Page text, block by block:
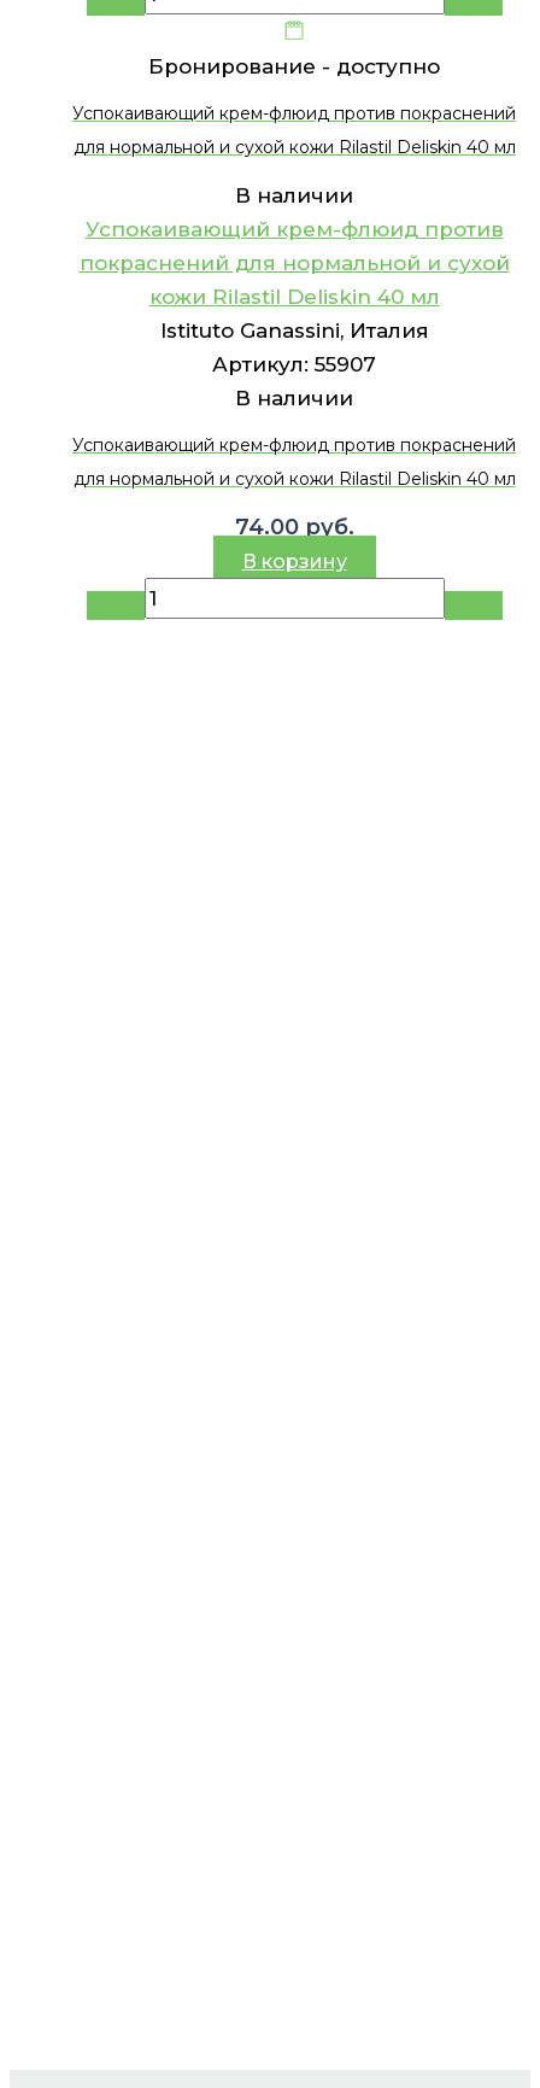
Бронирование - доступно
Успокаивающий крем-флюид против покраснений
для нормальной и сухой кожи Rilastil Deliskin 40 мл
В наличии
Успокаивающий крем-флюид против
покраснений для нормальной и сухой
кожи Rilastil Deliskin 40 мл
Istituto Ganassini, Италия
Артикул: 55907
В наличии
Успокаивающий крем-флюид против покраснений
для нормальной и сухой кожи Rilastil Deliskin 40 мл
74.00 руб.
В корзину